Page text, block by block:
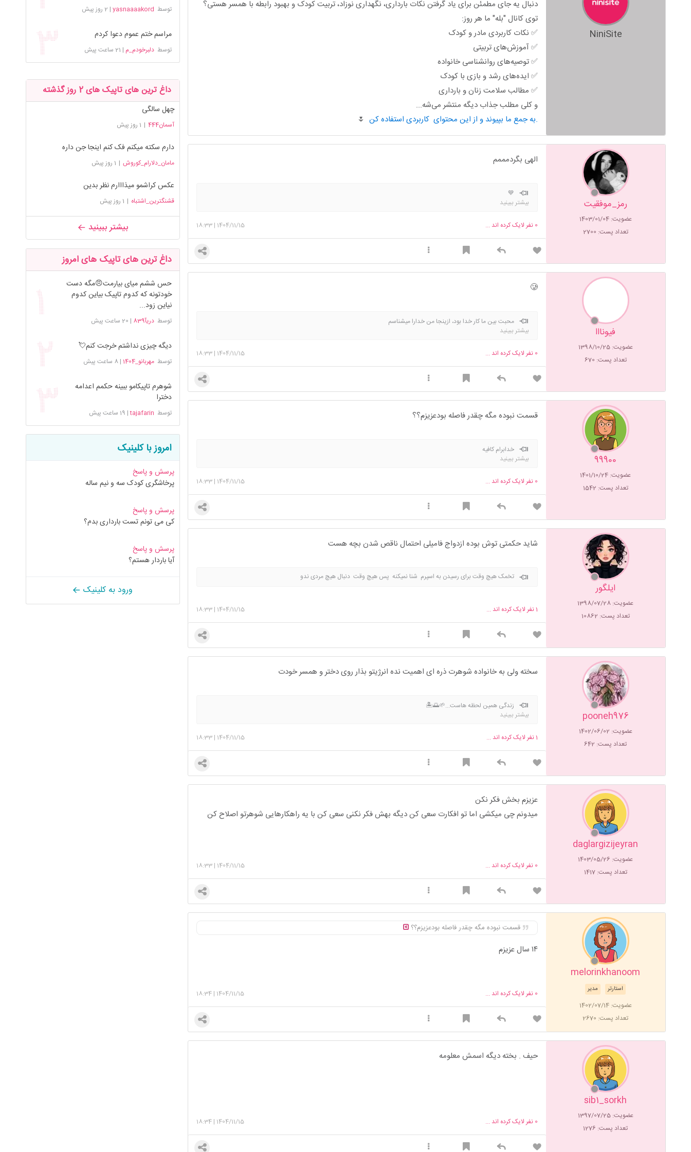
NiniSite
دنبال یه جای مطمئن برای یاد گرفتن نکات بارداری، نگهداری نوزاد، تربیت کودک و بهبود رابطه با همسر هستی؟
توی کانال "بله" ما هر روز:
✅ نکات کاربردی مادر و کودک
✅ آموزش‌های تربیتی
✅ توصیه‌های روانشناسی خانواده
✅ ایده‌های رشد و بازی با کودک
✅ مطالب سلامت زنان و بارداری
و کلی مطلب جذاب دیگه منتشر می‌شه...
به جمع ما بپیوند و از این محتوای کاربردی استفاده کن.
🌷
رمز_موفقیت
عضویت: 1403/01/04
تعداد پست: 2700
الهی بگردمممم
💙
بیشتر ببینید
1404/11/15
|
18:33 0 نفر لایک کرده اند ...
فیونااا
عضویت: 1398/10/25
تعداد پست: 670
🥲
محبت بین ما کار خدا بود، ازینجا من خدارا میشناسم
بیشتر ببینید
1404/11/15
|
18:33 0 نفر لایک کرده اند ...
99900
عضویت: 1401/10/24
تعداد پست: 1542
قسمت نبوده مگه چقدر فاصله بودعزیزم؟؟
خدابرام کافیه
بیشتر ببینید
1404/11/15
|
18:33 0 نفر لایک کرده اند ...
ایلگور
عضویت: 1398/07/28
تعداد پست: 10862
شاید حکمتی توش بوده ازدواج فامیلی احتمال ناقص شدن بچه هست
تخمک هیچ وقت برای رسیدن به اسپرم شنا نمیکنه پس هیچ وقت دنبال هیچ مردی ندو
1404/11/15
|
18:33 1نفر لایک کرده اند ...
pooneh976
عضویت: 1402/06/02
تعداد پست: 642
سخته ولی به خانواده شوهرت ذره ای اهمیت نده انرژیتو بذار روی دختر و همسر خودت
زندگی همین لحظه هاست...🌱🌅🏝️
بیشتر ببینید
1404/11/15
|
18:33 1نفر لایک کرده اند ...
daglargizijeyran
عضویت: 1403/05/26
تعداد پست: 1417
عزیزم بخش فکر نکن
میدونم چی میکشی اما تو افکارت سعی کن دیگه بهش فکر نکنی سعی کن با یه راهکارهایی شوهرتو اصلاح کن
1404/11/15
|
18:33 0 نفر لایک کرده اند ...
melorinkhanoom
مدیر استارتر
عضویت: 1402/07/14
تعداد پست: 2670
قسمت نبوده مگه چقدر فاصله بودعزیزم؟؟
۱۴ سال عزیزم
1404/11/15
|
18:34 0 نفر لایک کرده اند ...
sib1_sorkh
عضویت: 1397/07/25
تعداد پست: 1276
حیف . بخته دیگه اسمش معلومه
1404/11/15
|
18:34 0 نفر لایک کرده اند ...
توسط yasnaaaakord
| 2 روز پیش
مراسم ختم عموم دعوا کردم
توسطدلبرخودم_م | 21 ساعت پیش
داغ ترین های تاپیک های 2 روز گذشته
چهل سالگی
آسمان444 | 1 روز پیش
دارم سکته میکنم فک کنم اینجا جن داره
مامان_دلارام_کوروش | 1 روز پیش
عکس کراشمو میذااارم نظر بدین
قشنگترین_اشتباه | 1 روز پیش
بیشتر ببینید
داغ ترین های تاپیک های امروز
حس ششم میای بیارمت😠مگه دست
خودتونه که کدوم تاپیک بیاین کدوم
نیاین زود...
توسطدریآ839 | 20 ساعت پیش
دیگه چیزی نداشتم خرجت کنم💘
توسطمهربانو_1404 |8 ساعت پیش
شوهرم تاپیکامو ببینه حکمم اعدامه
دخترا
توسط tajafarin
| 19 ساعت پیش
امروز با کلینیک
پرسش و پاسخ
پرخاشگری کودک سه و نیم ساله
پرسش و پاسخ
کی می تونم تست بارداری بدم؟
پرسش و پاسخ
آیا باردار هستم؟
ورود به کلینیک